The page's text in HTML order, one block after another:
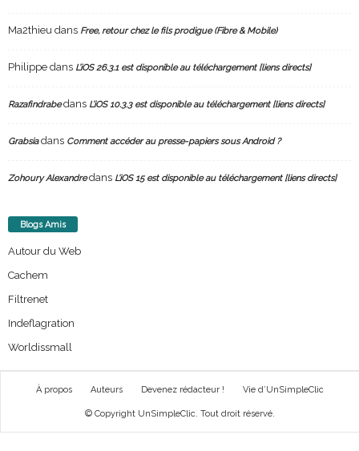
Ma2thieu dans Free, retour chez le fils prodigue (Fibre & Mobile)
Philippe dans L’iOS 26.3.1 est disponible au téléchargement [liens directs]
Razafindrabedans L’iOS 10.3.3 est disponible au téléchargement [liens directs]
Grabsiadans Comment accéder au presse-papiers sous Android ?
Zohoury Alexandredans L’iOS 15 est disponible au téléchargement [liens directs]
Blogs Amis
Autour du Web
Cachem
Filtrenet
Indeflagration
Worldissmall
À propos Auteurs Devenez rédacteur ! Vie d’UnSimpleClic
© Copyright UnSimpleClic. Tout droit réservé.